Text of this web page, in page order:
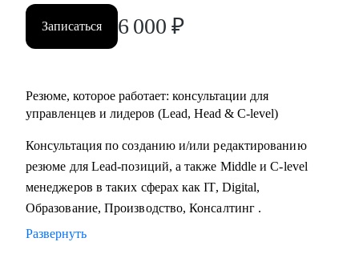
Как я работаю:
клиента,
бренд,
крупных компаний.
Записаться 6 000 ₽
Резюме, которое работает: консультации для
управленцев и лидеров (Lead, Head & C-level)
Консультация по созданию и/или редактированию
резюме для Lead-позиций, а также Middle и C-level
менеджеров в таких сферах как IT, Digital,
Образование, Производство, Консалтинг .
Развернуть